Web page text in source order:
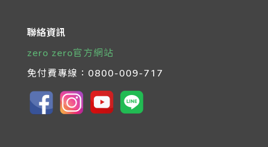
聯絡資訊
zero zero官方網站
免付費專線： 0800-009-717